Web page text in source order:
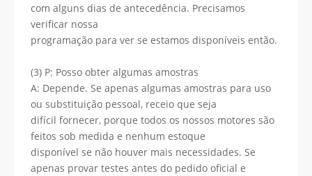
com alguns dias de antecedência. Precisamos
verificar nossa
programação para ver se estamos disponíveis então.
(3) P: Posso obter algumas amostras
A: Depende. Se apenas algumas amostras para uso
ou substituição pessoal, receio que seja
difícil fornecer, porque todos os nossos motores são
feitos sob medida e nenhum estoque
disponível se não houver mais necessidades. Se
apenas provar testes antes do pedido oficial e